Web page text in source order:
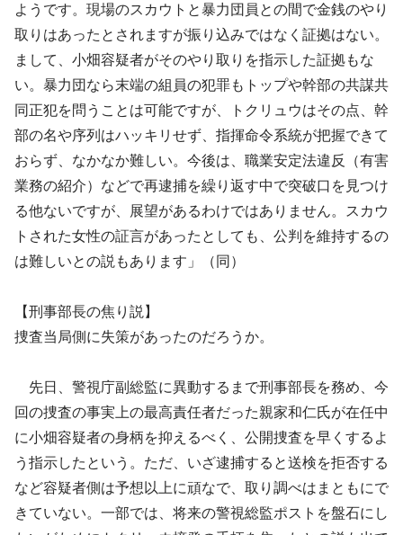
ようです。現場のスカウトと暴力団員との間で金銭のやり
取りはあったとされますが振り込みではなく証拠はない。
まして、小畑容疑者がそのやり取りを指示した証拠もな
い。暴力団なら末端の組員の犯罪もトップや幹部の共謀共
同正犯を問うことは可能ですが、トクリュウはその点、幹
部の名や序列はハッキリせず、指揮命令系統が把握できて
おらず、なかなか難しい。今後は、職業安定法違反（有害
業務の紹介）などで再逮捕を繰り返す中で突破口を見つけ
る他ないですが、展望があるわけではありません。スカウ
トされた女性の証言があったとしても、公判を維持するの
は難しいとの説もあります」（同）
【刑事部長の焦り説】
捜査当局側に失策があったのだろうか。
先日、警視庁副総監に異動するまで刑事部長を務め、今
回の捜査の事実上の最高責任者だった親家和仁氏が在任中
に小畑容疑者の身柄を抑えるべく、公開捜査を早くするよ
う指示したという。ただ、いざ逮捕すると送検を拒否する
など容疑者側は予想以上に頑なで、取り調べはまともにで
きていない。一部では、将来の警視総監ポストを盤石にし